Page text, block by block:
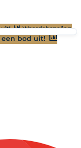
uit! Waardebepaling
bod uit!